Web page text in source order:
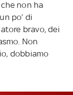
non ha
po’ di
bravo, dei
Non
dobbiamo